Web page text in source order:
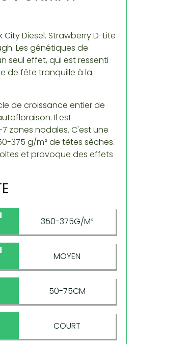
Diesel. Strawberry D-Lite
Les génétiques de
seul effet, qui est ressenti
de fête tranquille à la
de croissance entier de
Il est
zones nodales. C'est une
375 g/m² de têtes sèches.
et provoque des effets
350-375G/M²
MOYEN
50-75CM
COURT